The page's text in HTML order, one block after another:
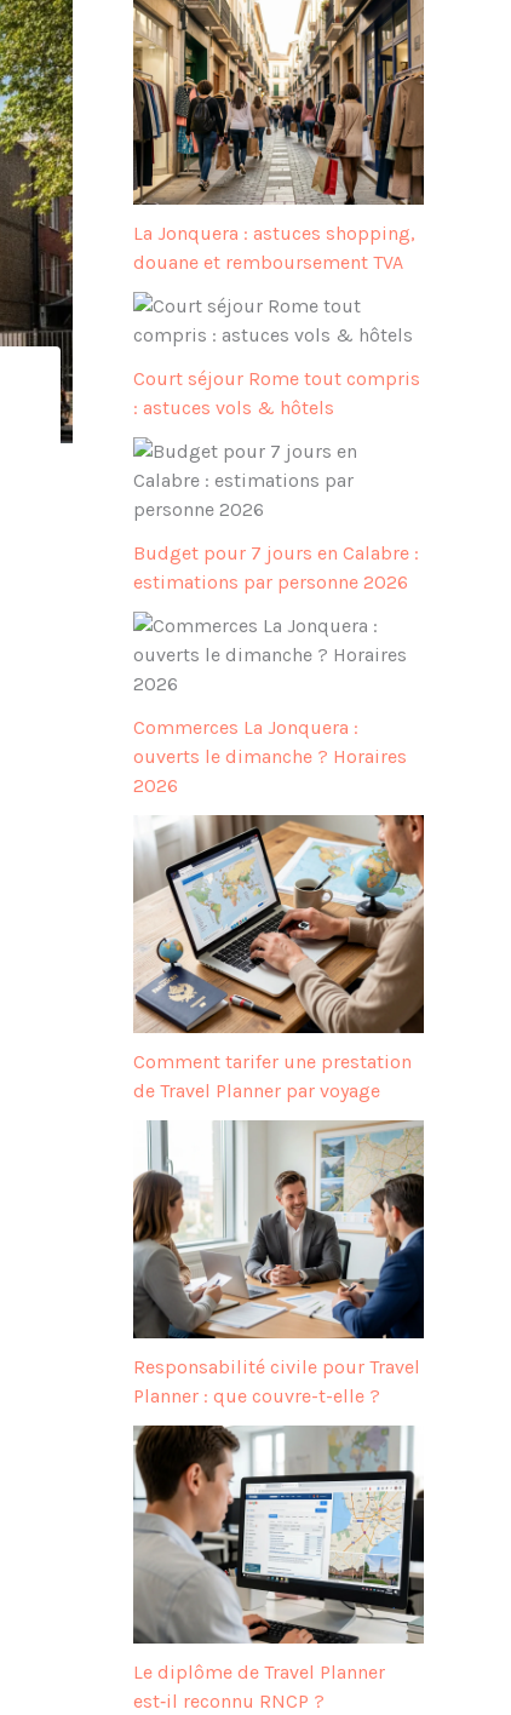
La Jonquera : astuces shopping,
douane et remboursement TVA
Court séjour Rome tout compris
: astuces vols & hôtels
Budget pour 7 jours en Calabre :
estimations par personne 2026
Commerces La Jonquera :
ouverts le dimanche ? Horaires
2026
Comment tarifer une prestation
de Travel Planner par voyage
Responsabilité civile pour Travel
Planner : que couvre-t-elle ?
Le diplôme de Travel Planner
est‑il reconnu RNCP ?